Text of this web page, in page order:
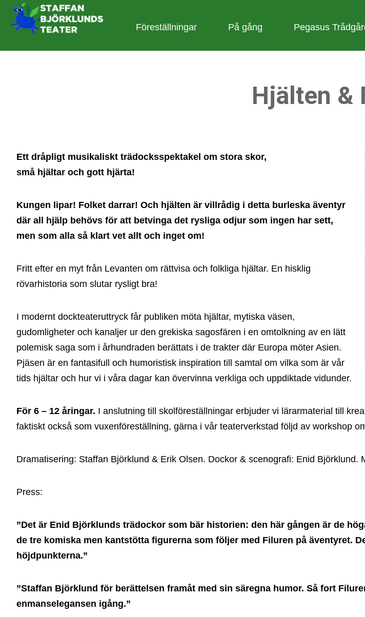
Föreställningar På gång Pegasus
Hjälten &
Ett dråpligt musikaliskt trädocksspektakel om stora skor,
små hjältar och gott hjärta!
Kungen lipar! Folket darrar! Och hjälten är villrådig i detta burleska äventyr
där all hjälp behövs för att betvinga det rysliga odjur som ingen har sett,
men som alla så klart vet allt och inget om!
Fritt efter en myt från Levanten om rättvisa och folkliga hjältar. En hisklig
rövarhistoria som slutar rysligt bra!
I modernt dockteateruttryck får publiken möta hjältar, mytiska väsen,
gudomligheter och kanaljer ur den grekiska sagosfären i en omtolkning av en lätt
polemisk saga som i århundraden berättats i de trakter där Europa möter Asien.
Pjäsen är en fantasifull och humoristisk inspiration till samtal om vilka som är vår
tids hjältar och hur vi i våra dagar kan övervinna verkliga och uppdiktade vidunder.
För 6 – 12 åringar. I anslutning till skolföreställningar erbjuder vi lärarmaterial till
faktiskt också som vuxenföreställning, gärna i vår teaterverkstad följd av workshop
Dramatisering: Staffan Björklund & Erik Olsen. Dockor & scenografi: Enid Björklund.
Press:
”Det är Enid Björklunds trädockor som bär historien: den här gången är de
de tre komiska men kantstötta figurerna som följer med Filuren på äventyret.
höjdpunkterna.”
”Staffan Björklund för berättelsen framåt med sin säregna humor. Så fort
enmanselegansen igång.”